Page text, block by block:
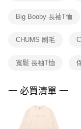
１．透過由恩沛科技股
權轉讓予恩沛科技股份
３．未成年的使用者請
４．使用「AFTEE先享
請求用戶進行身份認證。
５．嚴禁一人註冊多個
Big Booby 長袖T恤
CHUMS 刷毛
寬鬆 長袖T恤
一 必買清單 一